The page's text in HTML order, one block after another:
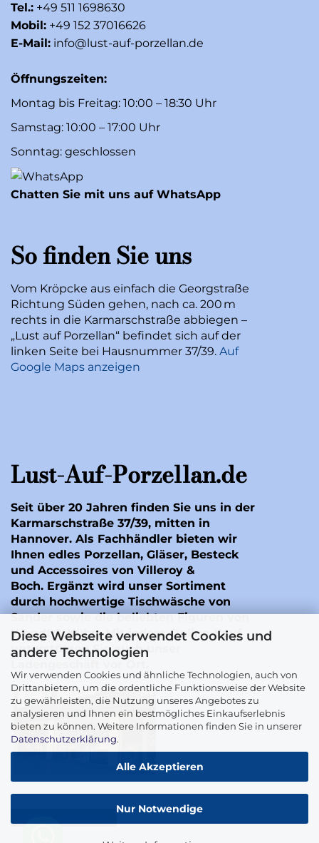
Diese Webseite verwendet Cookies und
andere Technologien
Wir verwenden Cookies und ähnliche Technologien, auch von
Drittanbietern, um die ordentliche Funktionsweise der Website
zu gewährleisten, die Nutzung unseres Angebotes zu
analysieren und Ihnen ein bestmögliches Einkaufserlebnis
bieten zu können. Weitere Informationen finden Sie in unserer
Datenschutzerklärung.
Alle Akzeptieren
Nur Notwendige
Tel.: +49 511 1698630
Mobil: +49 152 37016626
E-Mail: info@lust-auf-porzellan.de
Öffnungszeiten:
Montag bis Freitag: 10:00 – 18:30 Uhr
Samstag: 10:00 – 17:00 Uhr
Sonntag: geschlossen
Chatten Sie mit uns auf WhatsApp
So finden Sie uns
Vom Kröpcke aus einfach die Georgstraße
Richtung Süden gehen, nach ca. 200 m
rechts in die Karmarschstraße abbiegen –
„Lust auf Porzellan“ befindet sich auf der
linken Seite bei Hausnummer 37/39. Auf
Google Maps anzeigen
Lust-Auf-Porzellan.de
Seit über 20 Jahren finden Sie uns in der
Karmarschstraße 37/39, mitten in
Hannover. Als Fachhändler bieten wir
Ihnen edles Porzellan, Gläser, Besteck
und Accessoires von Villeroy &
Boch. Ergänzt wird unser Sortiment
durch hochwertige Tischwäsche von
Sandersowie die beliebten Figuren von
Wendt & Kühn. Mit jedem Online-Kauf
unterstützen Sie auch unser